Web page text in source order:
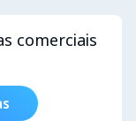
comerciais